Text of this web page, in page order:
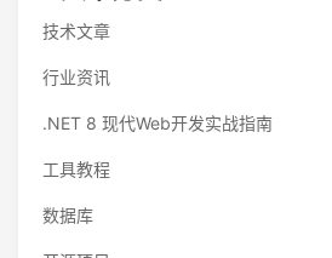
技术文章
行业资讯
.NET 8 现代Web开发实战指南
工具教程
数据库